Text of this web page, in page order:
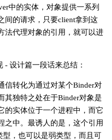
中的实体，对象提供一系列
间的请求，只要client拿到这
法代理对象的引用，就可以进
- 设计篇一段话来总结：
信转化为通过对某个Binder对
其独特之处在于Binder对象是
的实体位于一个进程中，而它
之中。最诱人的是，这个引用
，也可以是弱类型，而且可